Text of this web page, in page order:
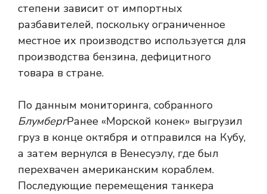
степени зависит от импортных
разбавителей, поскольку ограниченное
местное их производство используется для
производства бензина, дефицитного
товара в стране.
По данным мониторинга, собранного
БлумбергРанее «Морской конек» выгрузил
груз в конце октября и отправился на Кубу,
а затем вернулся в Венесуэлу, где был
перехвачен американским кораблем.
Последующие перемещения танкера